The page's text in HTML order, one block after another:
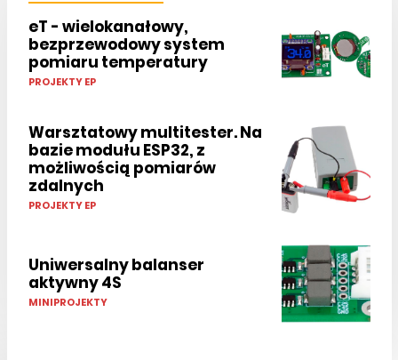
eT - wielokanałowy,
bezprzewodowy system
pomiaru temperatury
PROJEKTY EP
Warsztatowy multitester. Na
bazie modułu ESP32, z
możliwością pomiarów
zdalnych
PROJEKTY EP
Uniwersalny balanser
aktywny 4S
MINIPROJEKTY